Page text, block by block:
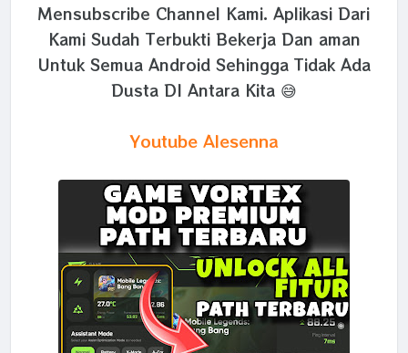
Mensubscribe Channel Kami. Aplikasi Dari
Kami Sudah Terbukti Bekerja Dan aman
Untuk Semua Android Sehingga Tidak Ada
Dusta DI Antara Kita 😅
Youtube Alesenna